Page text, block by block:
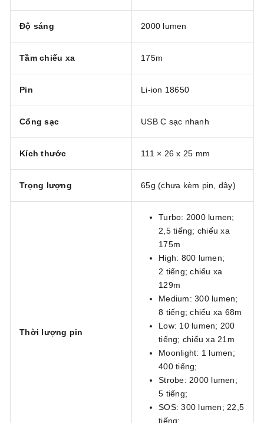
Độ sáng 2000 lumen
Tầm chiếu xa 175m
Pin Li-ion 18650
Cổng sạc USB C sạc nhanh
Kích thước 111 × 26 x 25 mm
Trọng lượng 65g (chưa kèm pin, dây)
Thời lượng pin
Turbo: 2000 lumen;
2,5 tiếng; chiếu xa
175m
High: 800 lumen;
2 tiếng; chiếu xa
129m
Medium: 300 lumen;
8 tiếng; chiếu xa 68m
Low: 10 lumen; 200
tiếng; chiếu xa 21m
Moonlight: 1 lumen;
400 tiếng;
Strobe: 2000 lumen;
5 tiếng;
SOS: 300 lumen; 22,5
tiếng;